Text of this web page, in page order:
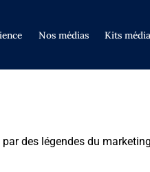
Nos médias Kits
des légendes du marketing